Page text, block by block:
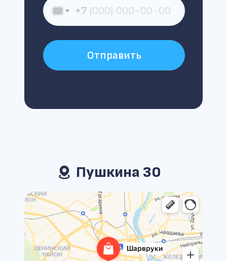
Пушкина 30
+7
Отправить